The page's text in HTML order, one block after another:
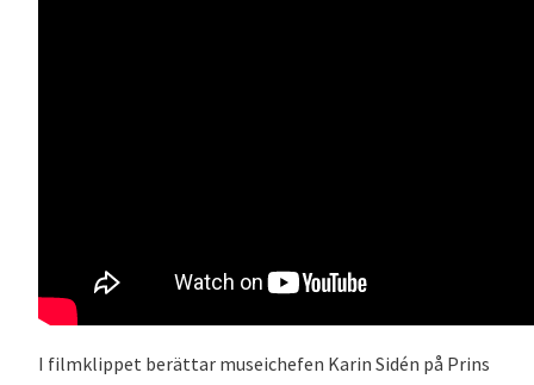
I filmklippet berättar museichefen Karin Sidén på Prins